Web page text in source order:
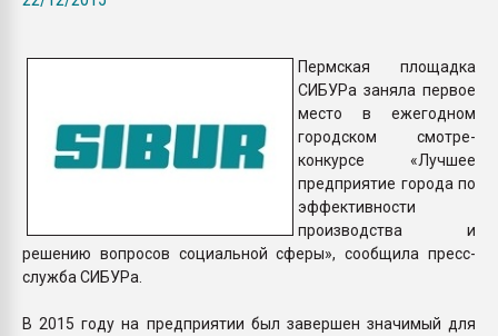
ПЕРЕЙТИ НА
Пермская площадка
СИБУРа заняла первое
место в ежегодном
городском смотре-
конкурсе «Лучшее
предприятие города по
эффективности
производства и
решению вопросов социальной сферы», сообщила пресс-
служба СИБУРа.
В 2015 году на предприятии был завершен значимый для